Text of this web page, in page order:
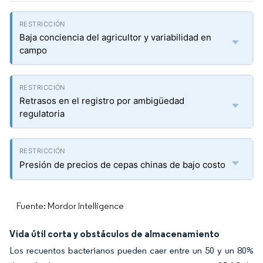
Baja conciencia del agricultor y variabilidad en
campo
Retrasos en el registro por ambigüedad
regulatoria
Presión de precios de cepas chinas de bajo costo
Fuente: Mordor Intelligence
Vida útil corta y obstáculos de almacenamiento
Los recuentos bacterianos pueden caer entre un 50 y un 80%